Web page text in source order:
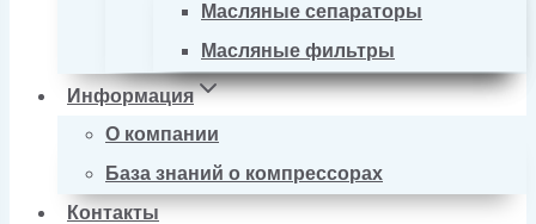
Масляные сепараторы
Масляные фильтры
Информация
О компании
База знаний о компрессорах
Контакты